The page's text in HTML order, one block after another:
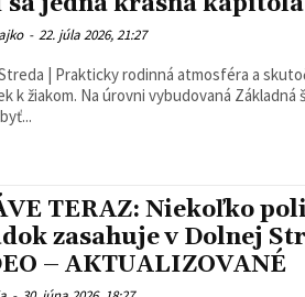
- 22. júla 2026, 21:27
| Prakticky rodinná atmosféra a
k žiakom. Na úrovni vybudovaná Základná
TERAZ: Niekoľko
zasahuje v Dolnej
– AKTUALIZOVANÉ